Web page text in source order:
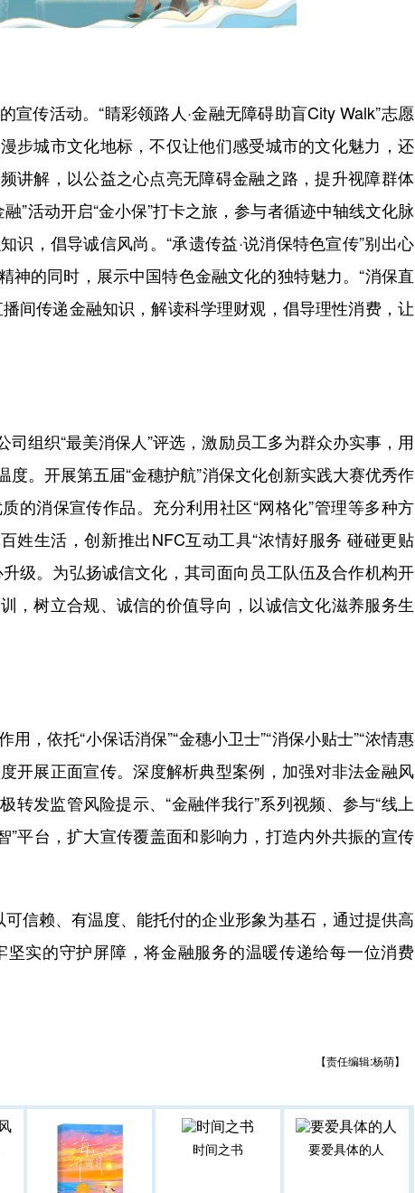
传活动。“睛彩领路人·金融无障碍助盲City Walk”志愿
步城市文化地标，不仅让他们感受城市的文化魅力，还
讲解，以公益之心点亮无障碍金融之路，提升视障群体
”活动开启“金小保”打卡之旅，参与者循迹中轴线文化脉
，倡导诚信风尚。“承遗传益·说消保特色宣传”别出心
神的同时，展示中国特色金融文化的独特魅力。“消保直
间传递金融知识，解读科学理财观，倡导理性消费，让
织“最美消保人”评选，激励员工多为群众办实事，用
。开展第五届“金穗护航”消保文化创新实践大赛优秀作
的消保宣传作品。充分利用社区“网格化”管理等多种方
姓生活，创新推出NFC互动工具“浓情好服务 碰碰更贴
级。为弘扬诚信文化，其司面向员工队伍及合作机构开
，树立合规、诚信的价值导向，以诚信文化滋养服务生
依托“小保话消保”“金穗小卫士”“消保小贴士”“浓情惠
开展正面宣传。深度解析典型案例，加强对非法金融风
发监管风险提示、“金融伴我行”系列视频、参与“线上
”平台，扩大宣传覆盖面和影响力，打造内外共振的宣传
信赖、有温度、能托付的企业形象为基石，通过提供高
实的守护屏障，将金融服务的温暖传递给每一位消费
【责任编辑:杨萌】
时间之书 要爱具体的人